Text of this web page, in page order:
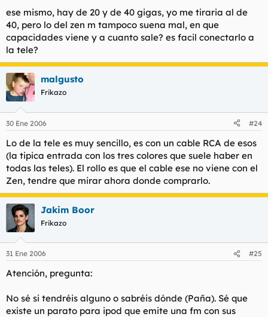
ese mismo, hay de 20 y de 40 gigas, yo me tiraria al de
40, pero lo del zen m tampoco suena mal, en que
capacidades viene y a cuanto sale? es facil conectarlo a
la tele?
malgusto
Frikazo
30 Ene 2006 #24
Lo de la tele es muy sencillo, es con un cable RCA de esos
(la tipica entrada con los tres colores que suele haber en
todas las teles). El rollo es que el cable ese no viene con el
Zen, tendre que mirar ahora donde comprarlo.
Jakim Boor
Frikazo
31 Ene 2006 #25
Atención, pregunta:
No sé si tendréis alguno o sabréis dónde (Paña). Sé que
existe un parato para ipod que emite una fm con sus